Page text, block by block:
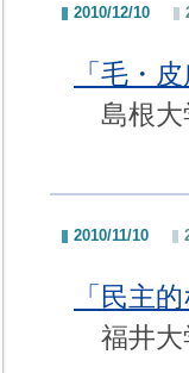
2010/12/10
「毛・
島根大
2010/11/10
「民主
福井大